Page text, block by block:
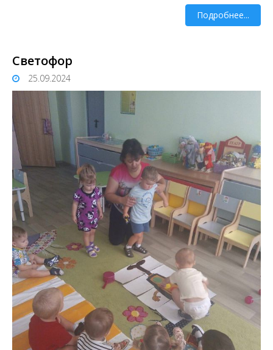
Подробнее...
Светофор
25.09.2024